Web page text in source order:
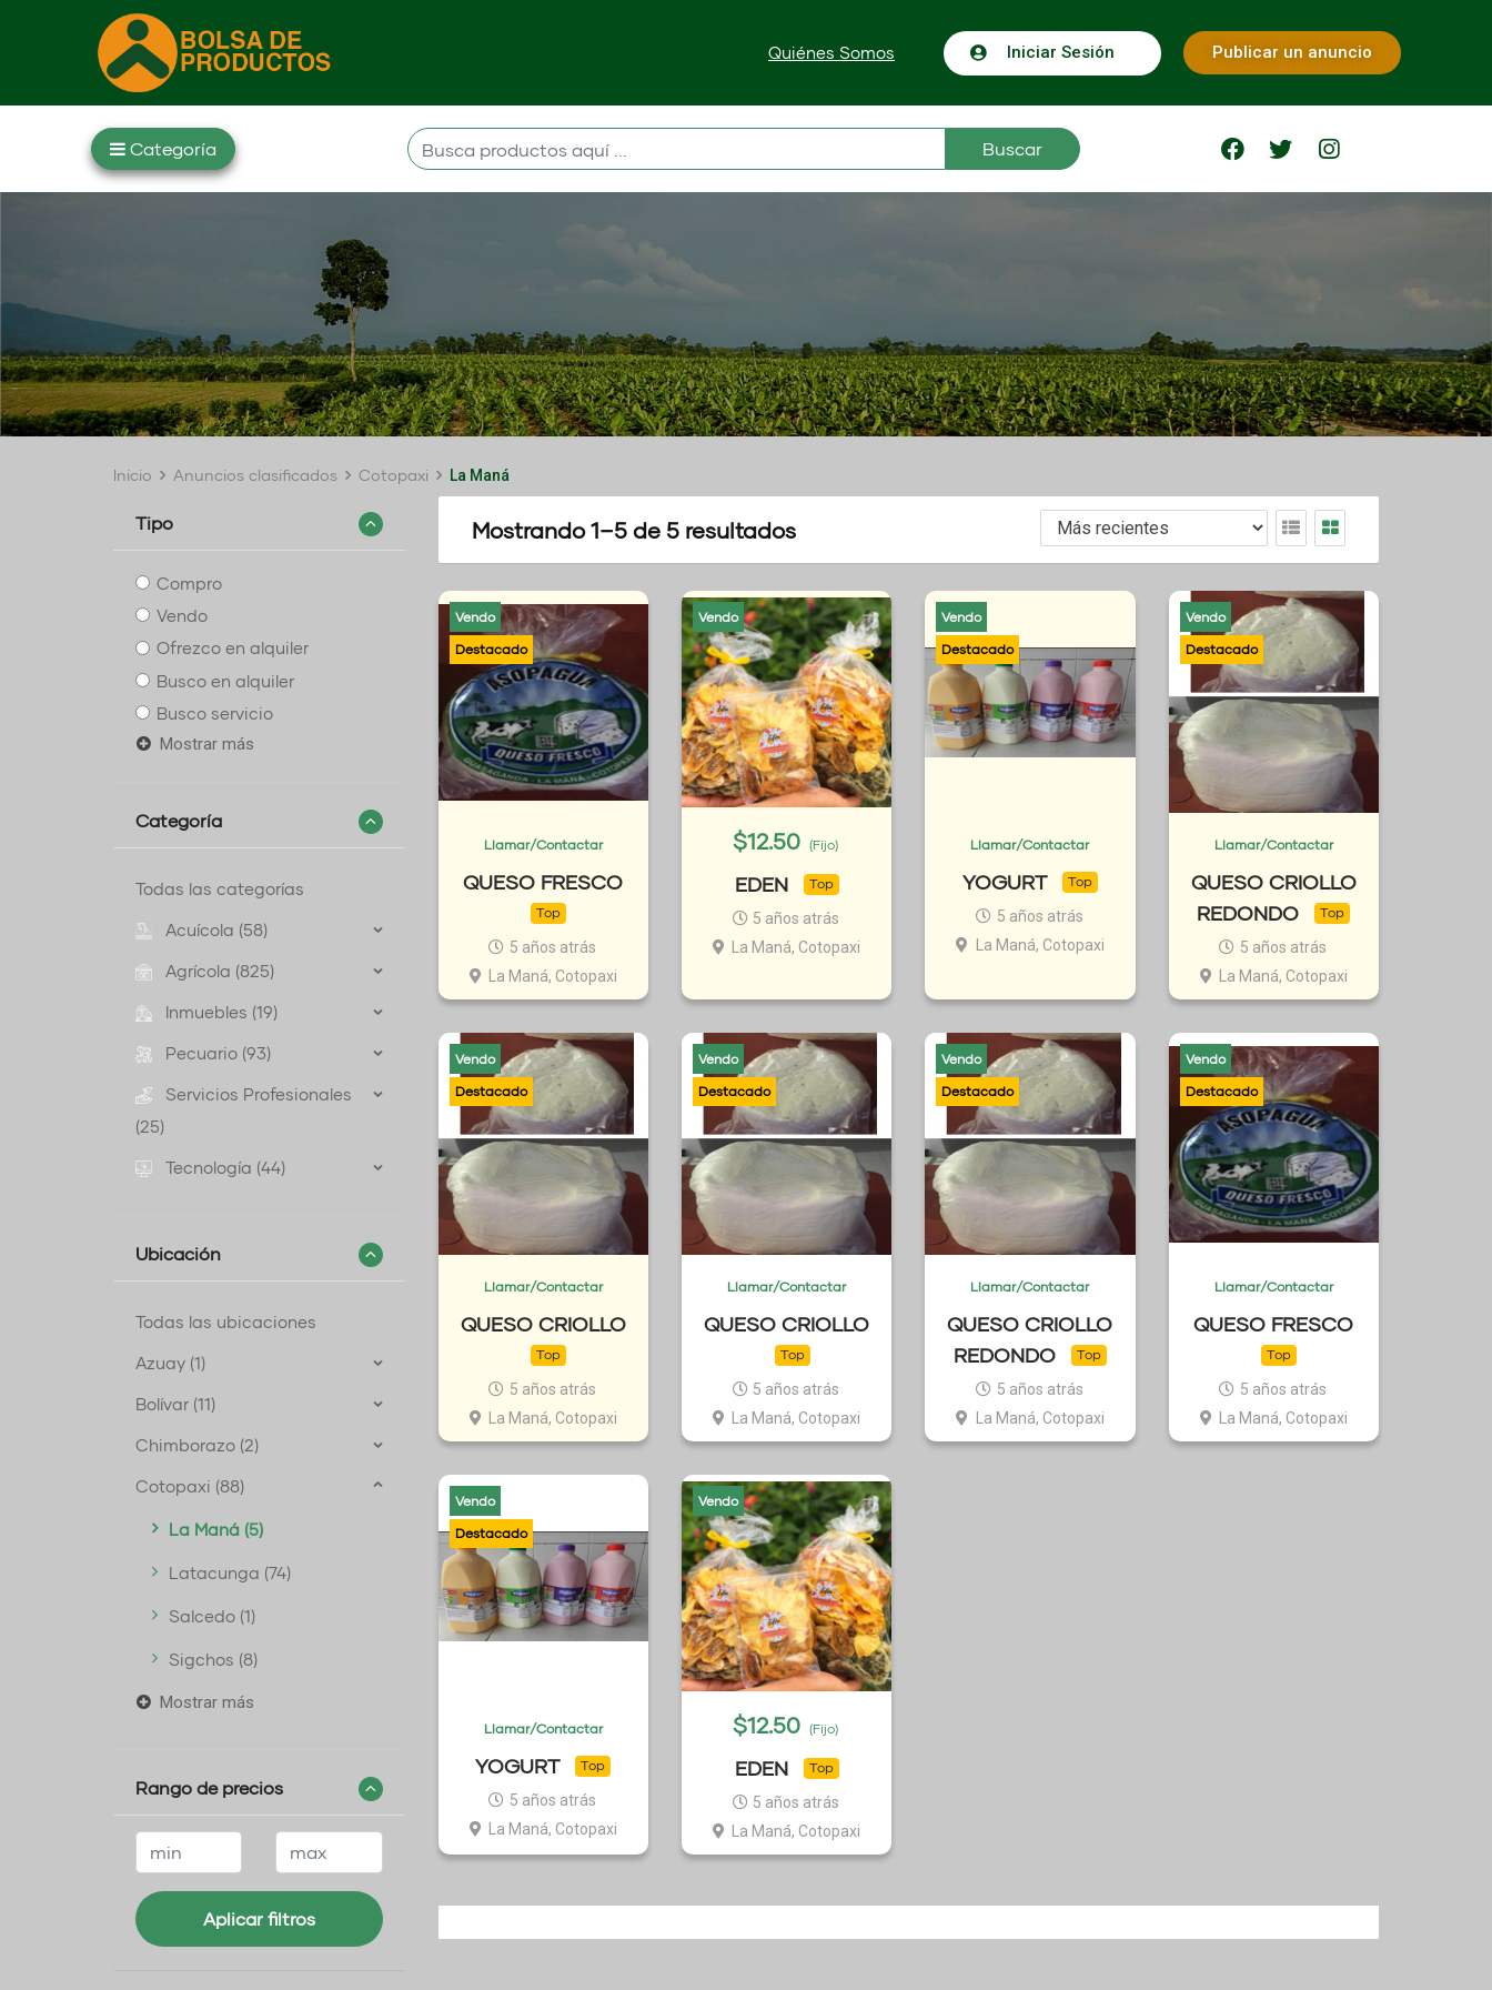
Quiénes Somos Iniciar Sesión Publicar un anuncio
Buscar
Inicio Anuncios clasificados Cotopaxi La Maná
Tipo
Compro
Vendo
Ofrezco en alquiler
Busco en alquiler
Busco servicio
Mostrar más
Categoría
Todas las categorías
Acuícola (58)
Agrícola (825)
Inmuebles (19)
Pecuario (93)
Servicios Profesionales
(25)
Tecnología (44)
Ubicación
Todas las ubicaciones
Azuay (1)
Bolívar (11)
Chimborazo (2)
Cotopaxi (88)
La Maná (5)
Latacunga (74)
Salcedo (1)
Sigchos (8)
Mostrar más
Rango de precios
Aplicar filtros
Mostrando 1–5 de 5 resultados
Vendo
Llamar/Contactar
QUESO FRESCO
Top
5 años atrás
La Maná, Cotopaxi
Vendo
$12.50 (Fijo)
EDEN Top
5 años atrás
La Maná, Cotopaxi
Vendo
Llamar/Contactar
YOGURT Top
5 años atrás
La Maná, Cotopaxi
Vendo
Llamar/Contactar
QUESO CRIOLLO
REDONDO
Top
5 años atrás
La Maná, Cotopaxi
Vendo
Llamar/Contactar
QUESO CRIOLLO
Top
5 años atrás
La Maná, Cotopaxi
Vendo
Llamar/Contactar
QUESO CRIOLLO
Top
5 años atrás
La Maná, Cotopaxi
Vendo
Llamar/Contactar
QUESO CRIOLLO
REDONDO
Top
5 años atrás
La Maná, Cotopaxi
Vendo
Llamar/Contactar
QUESO FRESCO
Top
5 años atrás
La Maná, Cotopaxi
Vendo
Llamar/Contactar
YOGURT Top
5 años atrás
La Maná, Cotopaxi
Vendo
$12.50 (Fijo)
EDEN Top
5 años atrás
La Maná, Cotopaxi